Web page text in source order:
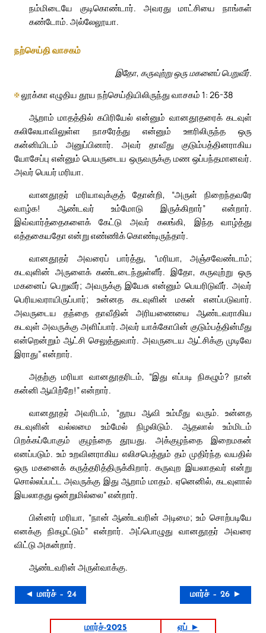
நம்மிடையே குடிகொண்டார். அவரது மாட்சியை நாங்கள்
கண்டோம். அல்லேலூயா.
நற்செய்தி வாசகம்
இதோ, கருவுற்று ஒரு மகனைப் பெறுவீர்.
✠லூக்கா எழுதிய தூய நற்செய்தியிலிருந்து வாசகம் 1: 26-38
ஆறாம் மாதத்தில் கபிரியேல் என்னும் வானதூதரைக் கடவுள்
கலிலேயாவிலுள்ள நாசரேத்து என்னும் ஊரிலிருந்த ஒரு
கன்னியிடம் அனுப்பினார். அவர் தாவீது குடும்பத்தினராகிய
யோசேப்பு என்னும் பெயருடைய ஒருவருக்கு மண ஒப்பந்தமானவர்.
அவர் பெயர் மரியா.
வானதூதர் மரியாவுக்குத் தோன்றி, “அருள் நிறைந்தவரே
வாழ்க! ஆண்டவர் உம்மோடு இருக்கிறார்” என்றார்.
இவ்வார்த்தைகளைக் கேட்டு அவர் கலங்கி, இந்த வாழ்த்து
எத்தகையதோ என்று எண்ணிக் கொண்டிருந்தார்.
வானதூதர் அவரைப் பார்த்து, “மரியா, அஞ்சவேண்டாம்;
கடவுளின் அருளைக் கண்டடைந்துள்ளீர். இதோ, கருவுற்று ஒரு
மகனைப் பெறுவீர்; அவருக்கு இயேசு என்னும் பெயரிடுவீர். அவர்
பெரியவராயிருப்பார்; உன்னத கடவுளின் மகன் எனப்படுவார்.
அவருடைய தந்தை தாவீதின் அரியணையை ஆண்டவராகிய
கடவுள் அவருக்கு அளிப்பார். அவர் யாக்கோபின் குடும்பத்தின்மீது
என்றென்றும் ஆட்சி செலுத்துவார். அவருடைய ஆட்சிக்கு முடிவே
இராது” என்றார்.
அதற்கு மரியா வானதூதரிடம், “இது எப்படி நிகழும்? நான்
கன்னி ஆயிற்றே!” என்றார்.
வானதூதர் அவரிடம், “தூய ஆவி உம்மீது வரும். உன்னத
கடவுளின் வல்லமை உம்மேல் நிழலிடும். ஆதலால் உம்மிடம்
பிறக்கப்போகும் குழந்தை தூயது. அக்குழந்தை இறைமகன்
எனப்படும். உம் உறவினராகிய எலிசபெத்தும் தம் முதிர்ந்த வயதில்
ஒரு மகனைக் கருத்தரித்திருக்கிறார். கருவுற இயலாதவர் என்று
சொல்லப்பட்ட அவருக்கு இது ஆறாம் மாதம். ஏனெனில், கடவுளால்
இயலாதது ஒன்றுமில்லை” என்றார்.
பின்னர் மரியா, “நான் ஆண்டவரின் அடிமை; உம் சொற்படியே
எனக்கு நிகழட்டும்” என்றார். அப்பொழுது வானதூதர் அவரை
விட்டு அகன்றார்.
ஆண்டவரின் அருள்வாக்கு.
◄ மார்ச் – 24 மார்ச் – 26 ►
மார்ச்-2025
ஏப் ►